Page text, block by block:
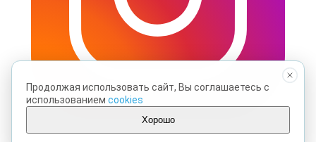
Продолжая использовать сайт, Вы соглашаетесь с
использованием cookies
Хорошо